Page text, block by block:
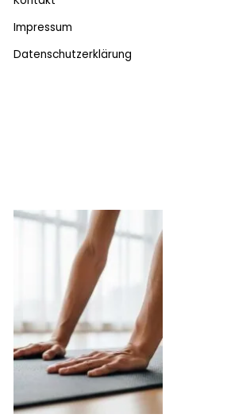
Impressum
Datenschutzerklärung